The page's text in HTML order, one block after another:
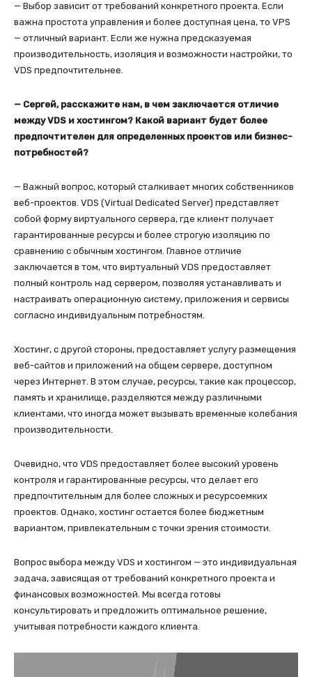
— Выбор зависит от требований конкретного проекта. Если
важна простота управления и более доступная цена, то VPS
— отличный вариант. Если же нужна предсказуемая
производительность, изоляция и возможности настройки, то
VDS предпочтительнее.
— Сергей, расскажите нам, в чем заключается отличие
между VDS и хостингом? Какой вариант будет более
предпочтителен для определенных проектов или бизнес-
потребностей?
— Важный вопрос, который сталкивает многих собственников
веб-проектов. VDS (Virtual Dedicated Server) представляет
собой форму виртуального сервера, где клиент получает
гарантированные ресурсы и более строгую изоляцию по
сравнению с обычным хостингом. Главное отличие
заключается в том, что виртуальный VDS предоставляет
полный контроль над сервером, позволяя устанавливать и
настраивать операционную систему, приложения и сервисы
согласно индивидуальным потребностям.
Хостинг, с другой стороны, предоставляет услугу размещения
веб-сайтов и приложений на общем сервере, доступном
через Интернет. В этом случае, ресурсы, такие как процессор,
память и хранилище, разделяются между различными
клиентами, что иногда может вызывать временные колебания
производительности.
Очевидно, что VDS предоставляет более высокий уровень
контроля и гарантированные ресурсы, что делает его
предпочтительным для более сложных и ресурсоемких
проектов. Однако, хостинг остается более бюджетным
вариантом, привлекательным с точки зрения стоимости.
Вопрос выбора между VDS и хостингом — это индивидуальная
задача, зависящая от требований конкретного проекта и
финансовых возможностей. Мы всегда готовы
консультировать и предложить оптимальное решение,
учитывая потребности каждого клиента.